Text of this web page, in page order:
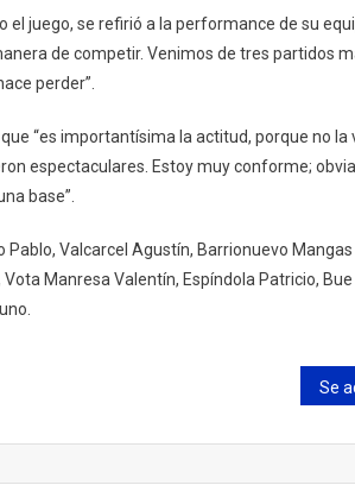
juego, se refirió a la performance de su
de competir. Venimos de tres partidos
perder”.
“es importantísima la actitud, porque no la
espectaculares. Estoy muy conforme;
base”.
Valcarcel Agustín, Barrionuevo
Manresa Valentín, Espíndola Patricio,